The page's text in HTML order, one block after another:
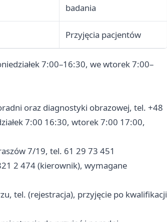
badania
Przyjęcia pacjentów
7:00–16:30, we wtorek 7:00–
oraz diagnostyki obrazowej, tel. +48
7:00 16:30, wtorek 7:00 17:00,
7/19, tel. 61 29 73 451
2 474 (kierownik), wymagane
tel. (rejestracja), przyjęcie po kwalifikacji